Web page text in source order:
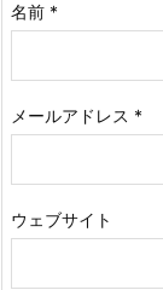
名前 *
メールアドレス *
ウェブサイト